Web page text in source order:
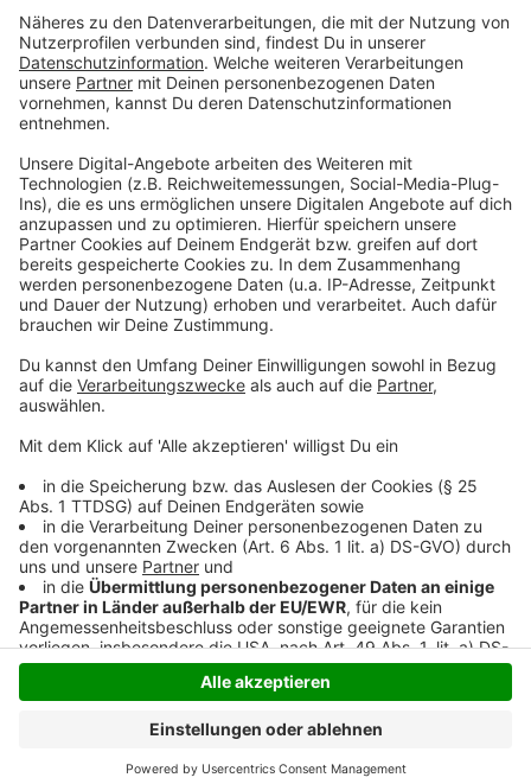
Anzeige
In Deutschland werden noch hunderte Tonnen giftiger
Schadstoffe durch das sogenannte Ventilieren auf
Schiffen in die Luft gelassen. Das Projekt am Weseler
Hafen ist bundesweit einzigartig. Es handelt sich um
eine ganzheitliche Anlage für die Reinigung, Entgasung,
Abwicklung und Entsorgung von Schadstoffen aus der
Binnenschifffahrt, schreibt die Zeitung. Bei dem
offiziellen Baustart wurde das Sonsbecker
Unternehmen deshalb für "Pioniergeist" und
"Innovationskraft" gelobt. Langfristig plant es noch
weit mehr, um die abgesaugten Gase sinnvoll zu
nutzen - bis hin zur Wasserstoffgewinnung.
Anzeige
Anzeige